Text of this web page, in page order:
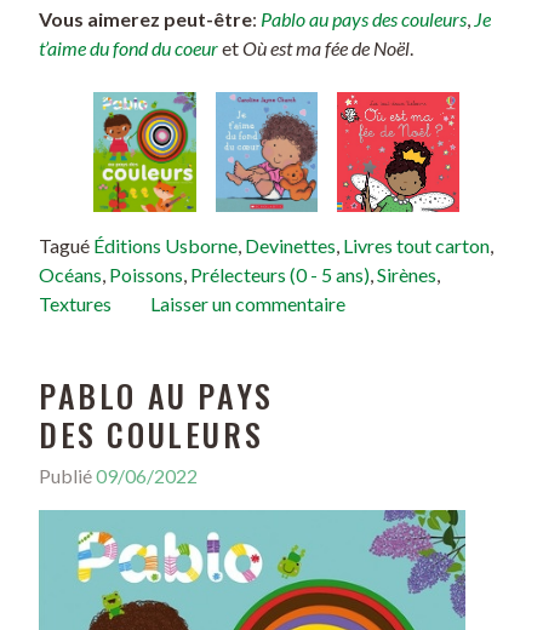
Vous aimerez peut-être: Pablo au pays des couleurs, Je
t’aime du fond du coeuretOù est ma fée de Noël.
Tagué Éditions Usborne Devinettes Livres tout carton
Océans Poissons Prélecteurs (0 - 5 ans) Sirènes
Textures
Laisser un commentaire
PABLO AU PAYS
DES COULEURS
Publié09/06/2022